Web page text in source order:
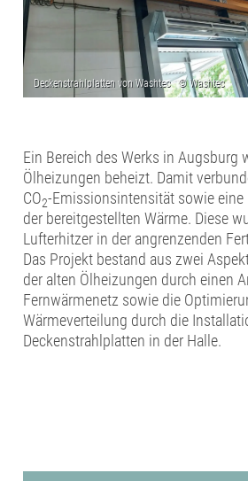
Ein Bereich des Werks in Augsburg
Ölheizungen beheizt. Damit
CO2-Emissionsintensität sowie
der bereitgestellten Wärme. Diese
Lufterhitzer in der angrenzenden
Das Projekt bestand aus zwei
der alten Ölheizungen durch einen
Fernwärmenetz sowie die
Wärmeverteilung durch die
Deckenstrahlplatten in der Halle.